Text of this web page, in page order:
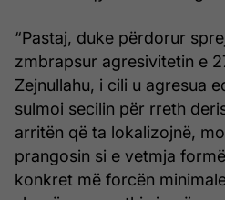
“Pastaj, duke përdorur
zmbrapsur agresivitetin e
Zejnullahu, i cili u agresua
sulmoi secilin për rreth
arritën që ta lokalizojnë,
prangosin si e vetmja
konkret më forcën